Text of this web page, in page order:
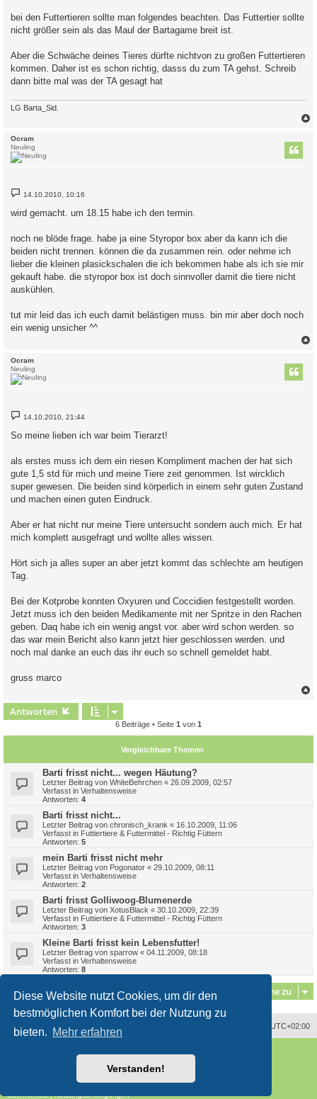
Diese Website nutzt Cookies, um dir den
bestmöglichen Komfort bei der Nutzung zu
bieten. Mehr erfahren
Verstanden!
a
g
bei den Futtertieren sollte man folgendes beachten. Das Futtertier sollte
nicht größer sein als das Maul der Bartagame breit ist.
Aber die Schwäche deines Tieres dürfte nichtvon zu großen Futtertieren
kommen. Daher ist es schon richtig, dasss du zum TA gehst. Schreib
dann bitte mal was der TA gesagt hat
LG Barta_Sid.
Ocram
Neuling
B
e
t
g
14.10.2010, 10:16
wird gemacht. um 18.15 habe ich den termin.
noch ne blöde frage. habe ja eine Styropor box aber da kann ich die
beiden nicht trennen. können die da zusammen rein. oder nehme ich
lieber die kleinen plasickschalen die ich bekommen habe als ich sie mir
gekauft habe. die styropor box ist doch sinnvoller damit die tiere nicht
auskühlen.
tut mir leid das ich euch damit belästigen muss. bin mir aber doch noch
ein wenig unsicher ^^
Ocram
Neuling
B
e
t
g
14.10.2010, 21:44
So meine lieben ich war beim Tierarzt!
als erstes muss ich dem ein riesen Kompliment machen der hat sich
gute 1,5 std für mich und meine Tiere zeit genommen. Ist wircklich
super gewesen. Die beiden sind körperlich in einem sehr guten Zustand
und machen einen guten Eindruck.
Aber er hat nicht nur meine Tiere untersucht sondern auch mich. Er hat
mich komplett ausgefragt und wollte alles wissen.
Hört sich ja alles super an aber jetzt kommt das schlechte am heutigen
Tag.
Bei der Kotprobe konnten Oxyuren und Coccidien festgestellt worden.
Jetzt muss ich den beiden Medikamente mit ner Spritze in den Rachen
geben. Daq habe ich ein wenig angst vor. aber wird schon werden. so
das war mein Bericht also kann jetzt hier geschlossen werden. und
noch mal danke an euch das ihr euch so schnell gemeldet habt.
gruss marco
b
Antworten
6 Beiträge • Seite 1 von 1
Vergleichbare Themen
Barti frisst nicht... wegen Häutung?
Letzter Beitrag von WhiteBehrchen « 26.09.2009, 02:57
Verfasst in Verhaltensweise
Antworten: 4
Barti frisst nicht...
Letzter Beitrag von chronisch_krank « 16.10.2009, 11:06
Verfasst in Futtiertiere & Futtermittel - Richtig Füttern
Antworten: 5
mein Barti frisst nicht mehr
Letzter Beitrag von Pogonator « 29.10.2009, 08:11
Verfasst in Verhaltensweise
Antworten: 2
Barti frisst Golliwoog-Blumenerde
Letzter Beitrag von XotusBlack « 30.10.2009, 22:39
Verfasst in Futtiertiere & Futtermittel - Richtig Füttern
Antworten: 3
Kleine Barti frisst kein Lebensfutter!
Letzter Beitrag von sparrow « 04.11.2009, 08:18
Verfasst in Verhaltensweise
Antworten: 8
Gehe zu
UTC+02:00
Deutsche Übersetzung durch
2017
Datenschutz|Nutzungsbedingungen